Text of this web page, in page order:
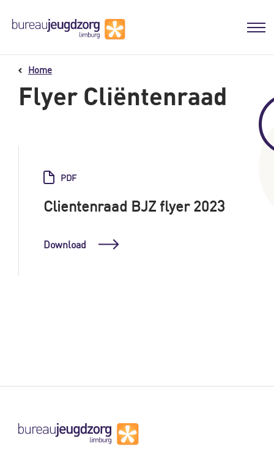
Home
Flyer Cliëntenraad
PDF
Clientenraad BJZ flyer 2023
Download